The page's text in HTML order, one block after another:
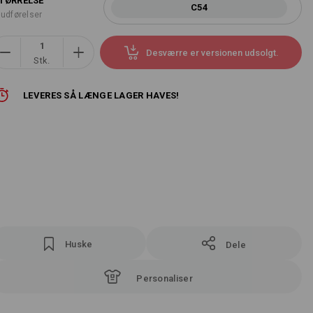
C54
Stk.
Desværre er versionen udsolgt.
LEVERES SÅ LÆNGE LAGER HAVES!
Huske Dele
Personaliser